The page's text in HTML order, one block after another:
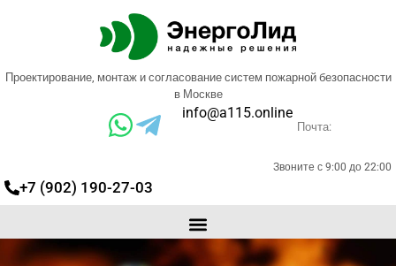
Проектирование, монтаж и согласование систем пожарной безопасности
в Москве
Почта:
info@a115.online
Звоните с 9:00 до 22:00
+7 (902) 190-27-03